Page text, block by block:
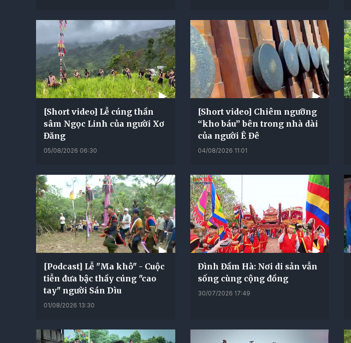
[Short video] Lễ cúng thần
sâm Ngọc Linh của người Xơ
Đăng
05/08/2026 06:30
[Short video] Chiêm ngưỡng
“kho báu” bên trong nhà dài
của người Ê Đê
04/08/2026 11:01
[Podcast] Lễ "Ma khô" - Cuộc
tiễn đưa bậc thầy cúng "cao
tay" người Sán Dìu
01/08/2026 13:30
Đình Đầm Hà: Nơi di sản vẫn
sống cùng cộng đồng
30/07/2026 17:49